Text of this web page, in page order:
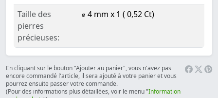
Taille des
pierres
précieuses:
⌀ 4 mm x 1 ( 0,52 Ct)
En cliquant sur le bouton "Ajouter au panier", vous n'avez pas
encore commandé l'article, il sera ajouté à votre panier et vous
pourrez ensuite passer votre commande.
(Pour des informations plus détaillées, voir le menu "Information